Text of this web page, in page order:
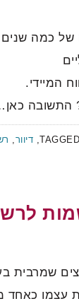
של כמה
המיידי.
, דיוור,
שמרבית
כאחד